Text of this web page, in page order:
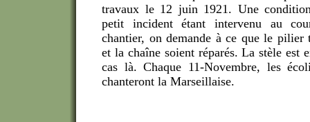
travaux le 12 juin 1921. Une
petit incident étant intervenu au
chantier, on demande à ce que le pilier
et la chaîne soient réparés. La stèle est
cas là. Chaque 11-Novembre, les
chanteront la Marseillaise.